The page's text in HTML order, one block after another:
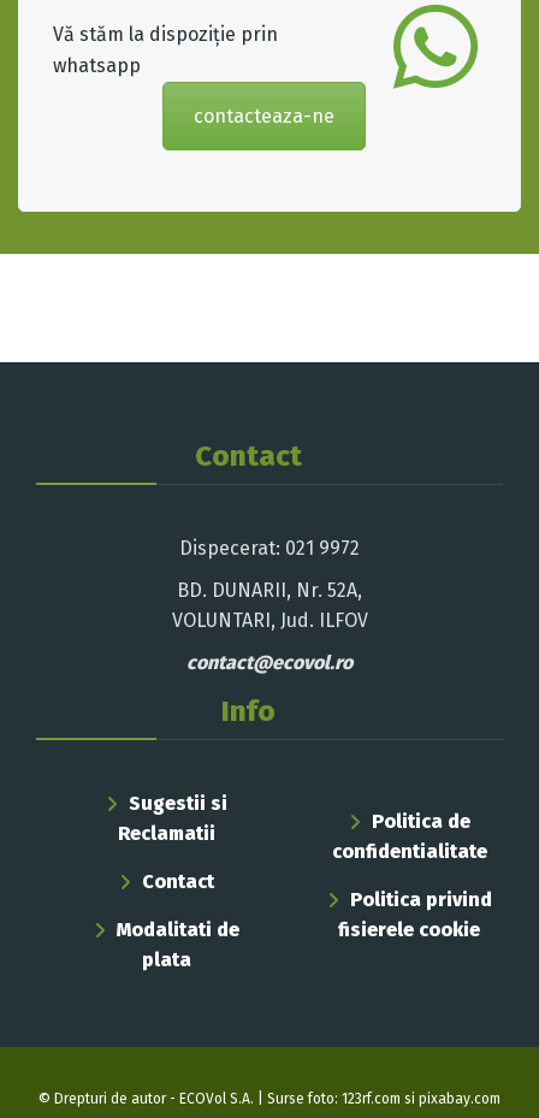
Vă stăm la dispoziție prin
whatsapp
contacteaza-ne
Contact
Dispecerat: 021 9972
BD. DUNARII, Nr. 52A,
VOLUNTARI, Jud. ILFOV
contact@ecovol.ro
Info
Sugestii si
Reclamatii
Contact
Modalitati de
plata
Politica de
confidentialitate
Politica privind
fisierele cookie
© Drepturi de autor - ECOVol S.A. | Surse foto: 123rf.com si pixabay.com